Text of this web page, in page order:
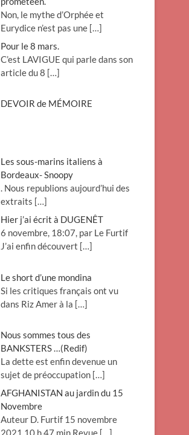
Non, le mythe d’Orphée et
Eurydice n’est pas une […]
Pour le 8 mars.
C’est LAVIGUE qui parle dans son
article du 8 […]
DEVOIR de MÉMOIRE
Les sous-marins italiens à
Bordeaux- Snoopy
. Nous republions aujourd’hui des
extraits […]
Hier j’ai écrit à DUGENÊT
6 novembre, 18:07, par Le Furtif
J’ai enfin découvert […]
Le short d’une mondina
Si les critiques français ont vu
dans Riz Amer à la […]
Nous sommes tous des
BANKSTERS …(Redif)
La dette est enfin devenue un
sujet de préoccupation […]
AFGHANISTAN au jardin du 15
Novembre
Auteur D. Furtif 15 novembre
2021 10 h 47 min Revue […]